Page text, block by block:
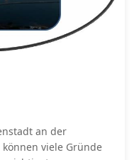
an der
viele Gründe